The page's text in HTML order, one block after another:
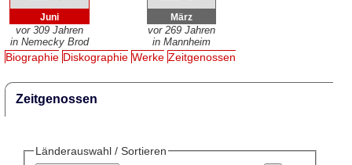
Juni
vor 309 Jahren
in Nemecky Brod
März
vor 269 Jahren
in Mannheim
Biographie Diskographie Werke Zeitgenossen
Zeitgenossen
Länderauswahl / Sortieren